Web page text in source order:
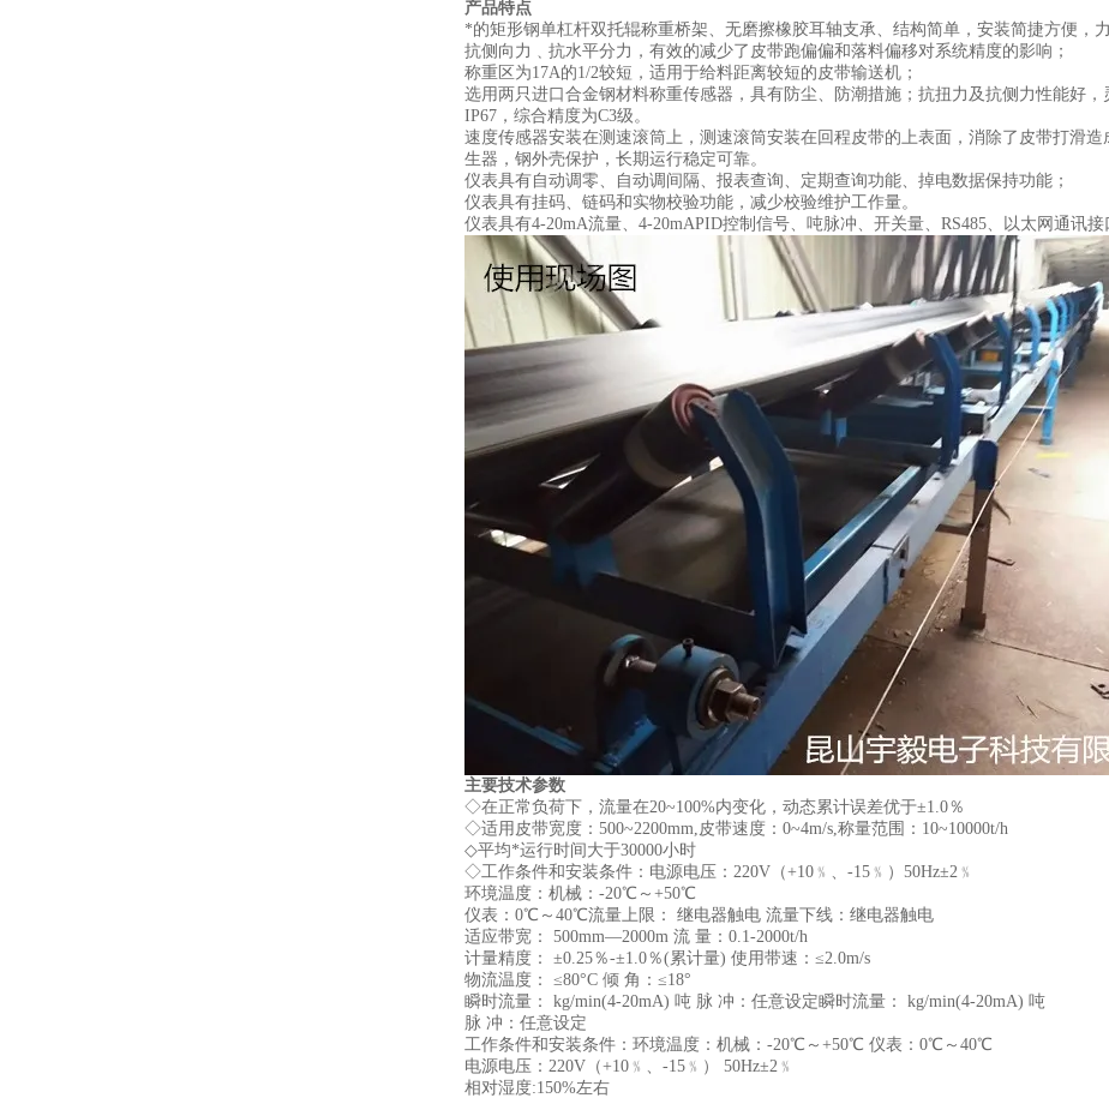
产品特点
*的矩形钢单杠杆双托辊称重桥架、无磨擦橡胶耳轴支承、结构简单，安装简捷方便，
抗侧向力﹑抗水平分力，有效的减少了皮带跑偏偏和落料偏移对系统精度的影响；
称重区为17A的1/2较短，适用于给料距离较短的皮带输送机；
选用两只进口合金钢材料称重传感器，具有防尘、防潮措施；抗扭力及抗侧力性能好
IP67，综合精度为C3级。
速度传感器安装在测速滚筒上，测速滚筒安装在回程皮带的上表面，消除了皮带打滑
生器，钢外壳保护，长期运行稳定可靠。
仪表具有自动调零、自动调间隔、报表查询、定期查询功能、掉电数据保持功能；
仪表具有挂码、链码和实物校验功能，减少校验维护工作量。
仪表具有4-20mA流量、4-20mAPID控制信号、吨脉冲、开关量、RS485、以太网通讯接
主要技术参数
◇在正常负荷下，流量在20~100%内变化，动态累计误差优于±1.0％
◇适用皮带宽度：500~2200mm,皮带速度：0~4m/s,称量范围：10~10000t/h
◇平均*运行时间大于30000小时
◇工作条件和安装条件：电源电压：220V（+10﹪、-15﹪）50Hz±2﹪
环境温度：机械：-20℃～+50℃
仪表：0℃～40℃流量上限： 继电器触电 流量下线：继电器触电
适应带宽： 500mm—2000m 流 量：0.1-2000t/h
计量精度： ±0.25％-±1.0％(累计量) 使用带速：≤2.0m/s
物流温度： ≤80°C 倾 角：≤18°
瞬时流量： kg/min(4-20mA) 吨 脉 冲：任意设定瞬时流量： kg/min(4-20mA) 吨
脉 冲：任意设定
工作条件和安装条件：环境温度：机械：-20℃～+50℃ 仪表：0℃～40℃
电源电压：220V（+10﹪、-15﹪） 50Hz±2﹪
相对湿度:150%左右